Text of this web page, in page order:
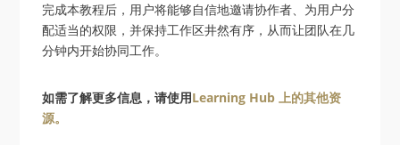
完成本教程后，用户将能够自信地邀请协作者、为用户分
配适当的权限，并保持工作区井然有序，从而让团队在几
分钟内开始协同工作。
如需了解更多信息，请使用Learning Hub 上的其他资
源。